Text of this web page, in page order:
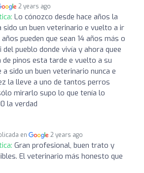
2 years ago
Lo cónozco desde hace años la
sido un buen veterinario e vuelto a ir
pueden que sean 14 años más o
pueblo donde vivía y ahora quee
pinos esta tarde e vuelto a su
sido un buen veterinario nunca e
la lleve a uno de tantos perros
mirarlo supo lo que tenía lo
la verdad
en 2 years ago
Gran profesional, buen trato y
El veterinario más honesto que